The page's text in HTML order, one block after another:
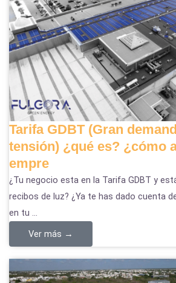
Tarifa GDBT (Gran
tensión) ¿qué es? ¿cómo
empre
¿Tu negocio esta en la Tarifa GDBT y
recibos de luz? ¿Ya te has dado cuenta
en tu ...
Ver más →